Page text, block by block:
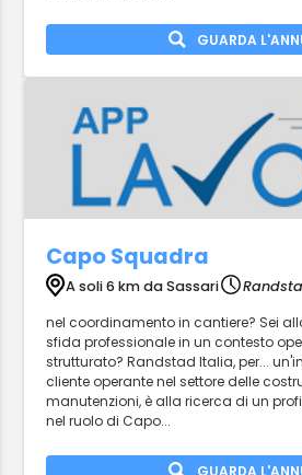
GUARDA
Capo Squadra
A soli 6 km da Sassari
nel coordinamento in cantiere? Sei
sfida professionale in un contesto
strutturato? Randstad Italia, per...
cliente operante nel settore delle
manutenzioni, è alla ricerca di un
nel ruolo di Capo...
GUARDA